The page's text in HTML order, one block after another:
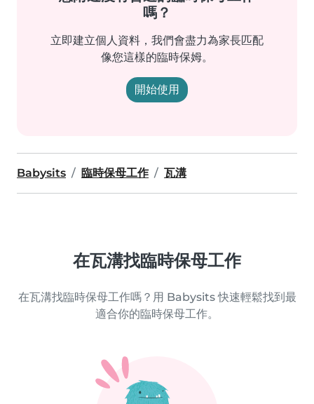
嗎？
立即建立個人資料，我們會盡力為家長匹配
像您這樣的臨時保姆。
開始使用
Babysits 臨時保母工作 瓦溝
在瓦溝找臨時保母工作
在瓦溝找臨時保母工作嗎？用 Babysits 快速輕鬆找到最
適合你的臨時保母工作。